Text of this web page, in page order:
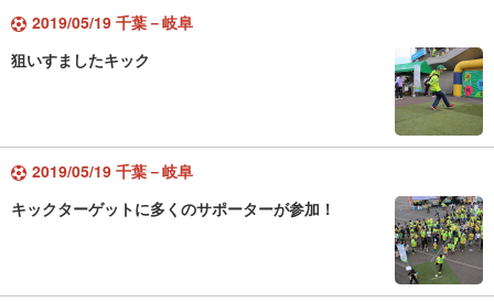
2019/05/19 千葉－岐阜
狙いすましたキック
2019/05/19 千葉－岐阜
キックターゲットに多くのサポーターが参加！